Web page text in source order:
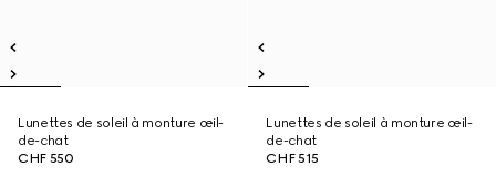
Lunettes de soleil à monture œil-
de-chat
CHF 550
Lunettes de soleil à monture œil-
de-chat
CHF 515